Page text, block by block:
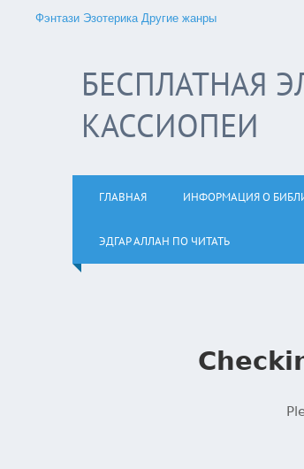
Фэнтази Эзотерика Другие жанры
БЕСПЛАТНАЯ
КАССИОПЕИ
ГЛАВНАЯ ИНФОРМАЦИЯ О
ЭДГАР АЛЛАН ПО ЧИТАТЬ